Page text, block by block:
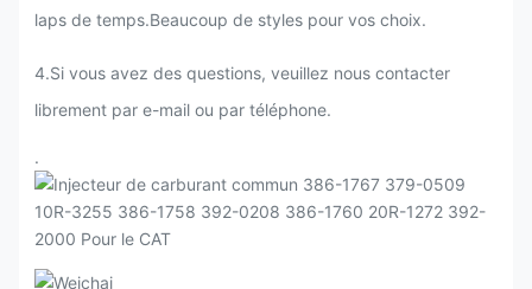
laps de temps.Beaucoup de styles pour vos choix.
4.Si vous avez des questions, veuillez nous contacter
librement par e-mail ou par téléphone.
.